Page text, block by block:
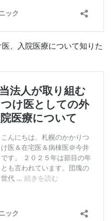
、入院医療について知りた